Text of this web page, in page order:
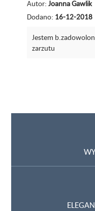
Autor:Joanna Gawlik
Dodano: 16-12-2018
Jestem
zarzutu